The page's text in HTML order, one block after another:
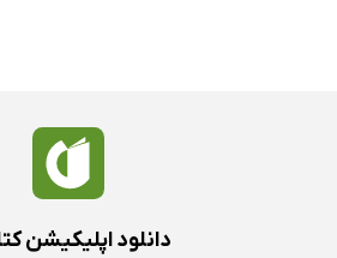
دانلود اپلیکیشن